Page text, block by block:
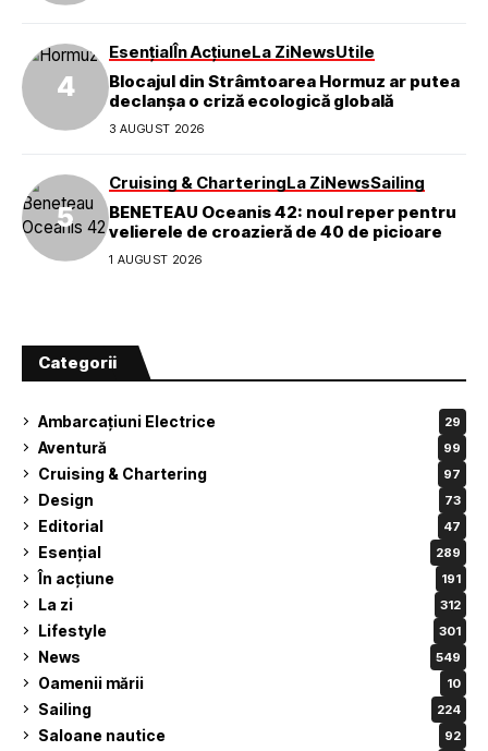
EsențialÎn AcțiuneLa ZiNewsUtile
Blocajul din Strâmtoarea Hormuz ar putea
declanșa o criză ecologică globală
3 AUGUST 2026
Cruising & CharteringLa ZiNewsSailing
BENETEAU Oceanis 42: noul reper pentru
velierele de croazieră de 40 de picioare
1 AUGUST 2026
Categorii
Ambarcațiuni Electrice 29
Aventură 99
Cruising & Chartering 97
Design 73
Editorial 47
Esențial 289
În acțiune 191
La zi 312
Lifestyle 301
News 549
Oamenii mării 10
Sailing 224
Saloane nautice 92